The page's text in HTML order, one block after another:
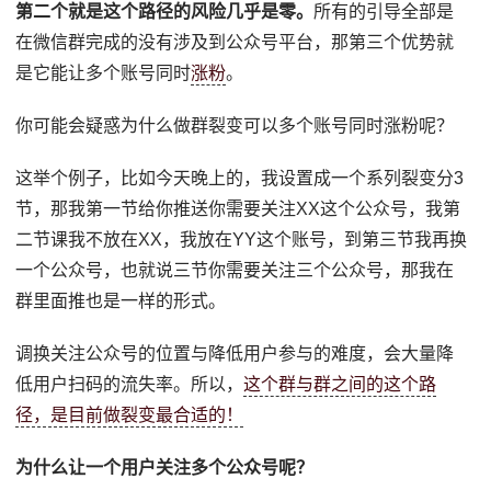
第二个就是这个路径的风险几乎是零。 所有的引导全部是
在微信群完成的没有涉及到公众号平台，那第三个优势就
是它能让多个账号同时涨粉。
你可能会疑惑为什么做群裂变可以多个账号同时涨粉呢？
这举个例子，比如今天晚上的，我设置成一个系列裂变分3
节，那我第一节给你推送你需要关注XX这个公众号，我第
二节课我不放在XX，我放在YY这个账号，到第三节我再换
一个公众号，也就说三节你需要关注三个公众号，那我在
群里面推也是一样的形式。
调换关注公众号的位置与降低用户参与的难度，会大量降
低用户扫码的流失率。所以，这个群与群之间的这个路
径，是目前做裂变最合适的！
为什么让一个用户关注多个公众号呢？